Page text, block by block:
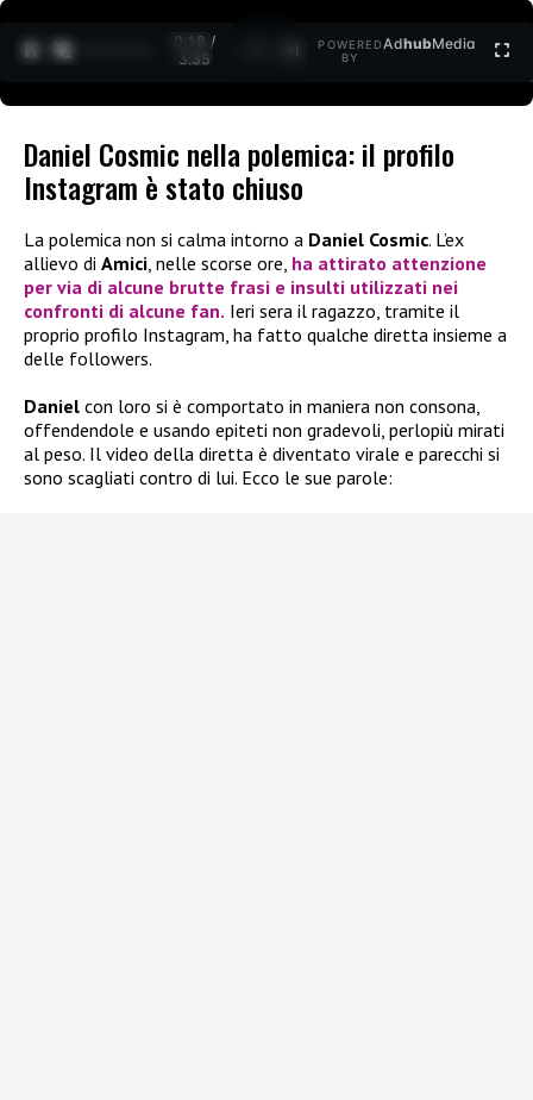
0:19 /
3:35
POWERED
BY
AdhubMedia
Daniel Cosmic nella polemica: il profilo
Instagram è stato chiuso
La polemica non si calma intorno a Daniel Cosmic. L’ex
allievo di Amici, nelle scorse ore, ha attirato attenzione
per via di alcune brutte frasi e insulti utilizzati nei
confronti di alcune fan. Ieri sera il ragazzo, tramite il
proprio profilo Instagram, ha fatto qualche diretta insieme a
delle followers.
Daniel con loro si è comportato in maniera non consona,
offendendole e usando epiteti non gradevoli, perlopiù mirati
al peso. Il video della diretta è diventato virale e parecchi si
sono scagliati contro di lui. Ecco le sue parole: